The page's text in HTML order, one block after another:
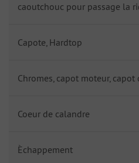
caoutchouc pour passage la
Capote, Hardtop
Chromes, capot moteur, capot
Coeur de calandre
Èchappement